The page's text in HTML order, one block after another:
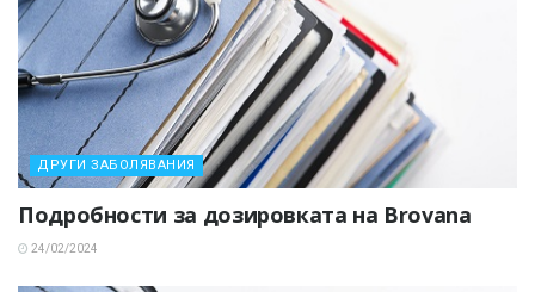
ДРУГИ ЗАБОЛЯВАНИЯ
Подробности за дозировката на Brovana
24/02/2024